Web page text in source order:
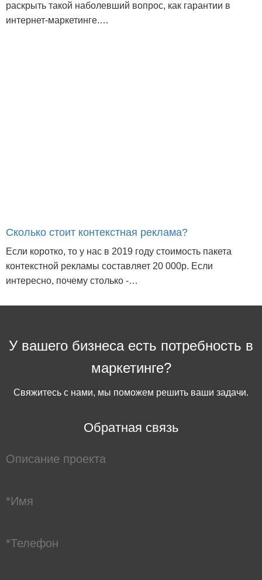
раскрыть такой наболевший вопрос, как гарантии в
интернет-маркетинге.…
Сколько стоит контекстная реклама?
Если коротко, то у нас в 2019 году стоимость пакета
контекстной рекламы составляет 20 000р. Если
интересно, почему столько -…
У вашего бизнеса есть потребность в
маркетинге?
Свяжитесь с нами, мы поможем решить ваши задачи.
Обратная связь